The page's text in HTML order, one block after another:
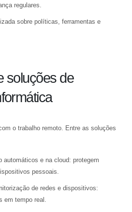
regulares.
sobre políticas, ferramentas e
soluções de
o trabalho remoto. Entre as soluções
automáticos e na cloud: protegem
pessoais.
de redes e dispositivos:
em tempo real.